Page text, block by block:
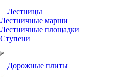
Лестницы
Лестничные марши
Лестничные площадки
Ступени
Дорожные плиты